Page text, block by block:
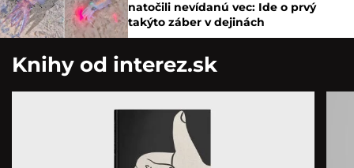
natočili nevídanú vec: Ide o prvý
takýto záber v dejinách
Knihy od interez.sk